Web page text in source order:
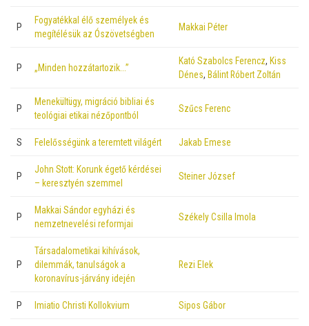
P
Fogyatékkal élő személyek és
megítélésük az Ószövetségben
Makkai Péter
P „Minden hozzátartozik…”
Kató Szabolcs Ferencz, Kiss
Dénes, Bálint Róbert Zoltán
P
Menekültügy, migráció bibliai és
teológiai etikai nézőpontból
Szűcs Ferenc
S Felelősségünk a teremtett világért Jakab Emese
P
John Stott: Korunk égető kérdései
– keresztyén szemmel
Steiner József
P
Makkai Sándor egyházi és
nemzetnevelési reformjai
Székely Csilla Imola
P
Társadalometikai kihívások,
dilemmák, tanulságok a
koronavírus-járvány idején
Rezi Elek
P Imiatio Christi Kollokvium Sipos Gábor